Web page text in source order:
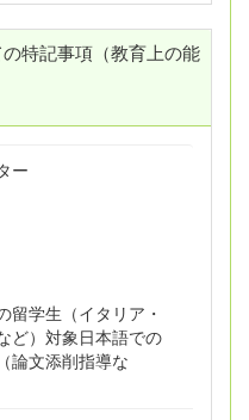
特記事項（教育上の能
ー
留学生（イタリア・
ど）対象日本語での
論文添削指導な